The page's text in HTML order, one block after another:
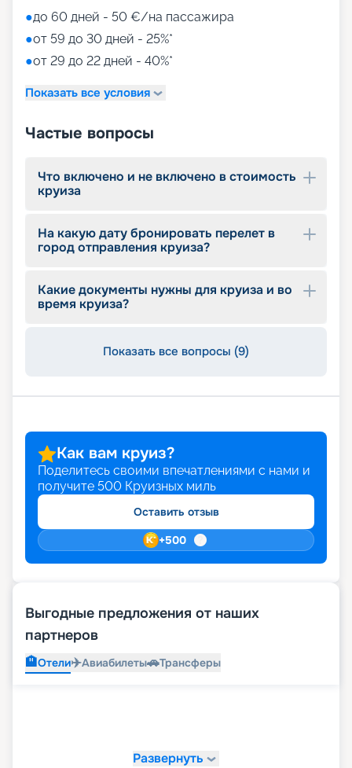
●до 60 дней - 50 €/на пассажира
●от 59 до 30 дней - 25%*
●от 29 до 22 дней - 40%*
Показать все условия
Частые вопросы
Что включено и не включено в стоимость
круиза
На какую дату бронировать перелет в
город отправления круиза?
Какие документы нужны для круиза и во
время круиза?
Показать все вопросы (9)
Как вам круиз?
Поделитесь своими впечатлениями с нами и
получите 500 Круизных миль
Оставить отзыв
+500
Выгодные предложения от наших
партнеров
🏨Отели✈️Авиабилеты🚗Трансферы
Развернуть